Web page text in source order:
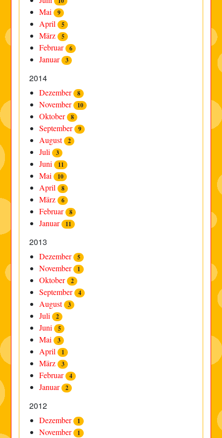
Mai 9
April 5
März 5
Februar 6
Januar 3
2014
Dezember 8
November 10
Oktober 8
September 9
August 2
Juli 3
Juni 11
Mai 10
April 8
März 6
Februar 8
Januar 11
2013
Dezember 5
November 1
Oktober 2
September 4
August 3
Juli 2
Juni 5
Mai 3
April 1
März 3
Februar 4
Januar 2
2012
Dezember 1
November 1